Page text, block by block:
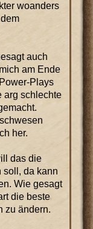
woanders
auch
am Ende
Plays
arg schlechte
her.
das die
soll, da kann
Wie gesagt
die beste
zu ändern.